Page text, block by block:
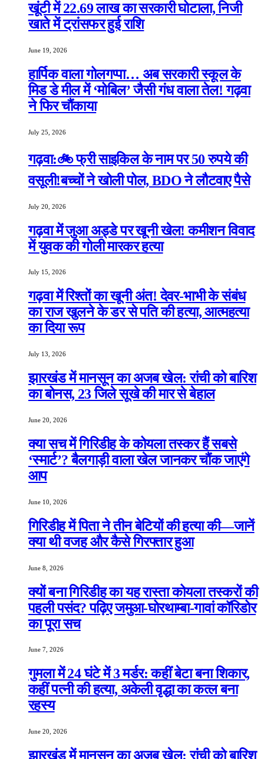
खूंटी में 22.69 लाख का सरकारी घोटाला, निजी
खाते में ट्रांसफर हुई राशि
June 19, 2026
हार्पिक वाला गोलगप्पा… अब सरकारी स्कूल के
मिड डे मील में ‘मोबिल’ जैसी गंध वाला तेल! गढ़वा
ने फिर चौंकाया
July 25, 2026
गढ़वा:🚲 फ्री साइकिल के नाम पर 50 रुपये की
वसूली!बच्चों ने खोली पोल, BDO ने लौटवाए पैसे
July 20, 2026
गढ़वा में जुआ अड्डे पर खूनी खेल! कमीशन विवाद
में युवक की गोली मारकर हत्या
July 15, 2026
गढ़वा में रिश्तों का खूनी अंत! देवर-भाभी के संबंध
का राज खुलने के डर से पति की हत्या, आत्महत्या
का दिया रूप
July 13, 2026
झारखंड में मानसून का अजब खेल: रांची को बारिश
का बोनस, 23 जिले सूखे की मार से बेहाल
June 20, 2026
क्या सच में गिरिडीह के कोयला तस्कर हैं सबसे
‘स्मार्ट’? बैलगाड़ी वाला खेल जानकर चौंक जाएंगे
आप
June 10, 2026
गिरिडीह में पिता ने तीन बेटियों की हत्या की—जानें
क्या थी वजह और कैसे गिरफ्तार हुआ
June 8, 2026
क्यों बना गिरिडीह का यह रास्ता कोयला तस्करों की
पहली पसंद? पढ़िए जमुआ-घोरथाम्बा-गावां कॉरिडोर
का पूरा सच
June 7, 2026
गुमला में 24 घंटे में 3 मर्डर: कहीं बेटा बना शिकार,
कहीं पत्नी की हत्या, अकेली वृद्धा का कत्ल बना
रहस्य
June 20, 2026
झारखंड में मानसून का अजब खेल: रांची को बारिश